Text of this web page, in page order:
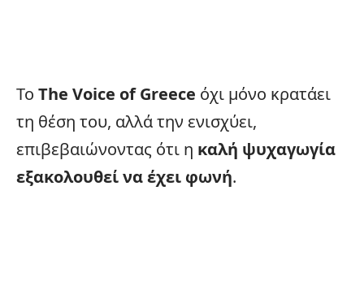
Το The Voice of Greece όχι μόνο κρατάει
τη θέση του, αλλά την ενισχύει,
επιβεβαιώνοντας ότι η καλή ψυχαγωγία
εξακολουθεί να έχει φωνή.